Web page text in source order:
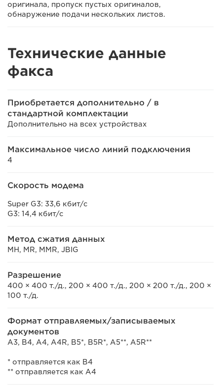
оригинала, пропуск пустых оригиналов,
обнаружение подачи нескольких листов.
Технические данные
факса
Приобретается дополнительно / в
стандартной комплектации
Дополнительно на всех устройствах
Максимальное число линий подключения
4
Скорость модема
Super G3: 33,6 кбит/с
G3: 14,4 кбит/с
Метод сжатия данных
MH, MR, MMR, JBIG
Разрешение
400 × 400 т./д., 200 × 400 т./д., 200 × 200 т./д., 200 ×
100 т./д.
Формат отправляемых/записываемых
документов
A3, B4, A4, A4R, B5*, B5R*, A5**, A5R**
* отправляется как B4
** отправляется как A4